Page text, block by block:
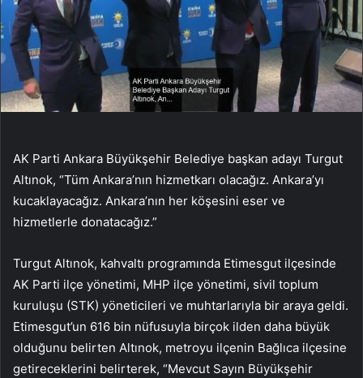
AK Parti Ankara Büyükşehir Belediye başkan adayı Turgut
Altınok, “Tüm Ankara’nın hizmetkarı olacağız. Ankara’yı
kucaklayacağız. Ankara’nın her köşesini eser ve
hizmetlerle donatacağız.”
Turgut Altınok, kahvaltı programında Etimesgut ilçesinde
AK Parti ilçe yönetimi, MHP ilçe yönetimi, sivil toplum
kuruluşu (STK) yöneticileri ve muhtarlarıyla bir araya geldi.
Etimesgut’un 616 bin nüfusuyla birçok ilden daha büyük
olduğunu belirten Altınok, metroyu ilçenin Bağlıca ilçesine
getireceklerini belirterek, “Mevcut Sayın Büyükşehir